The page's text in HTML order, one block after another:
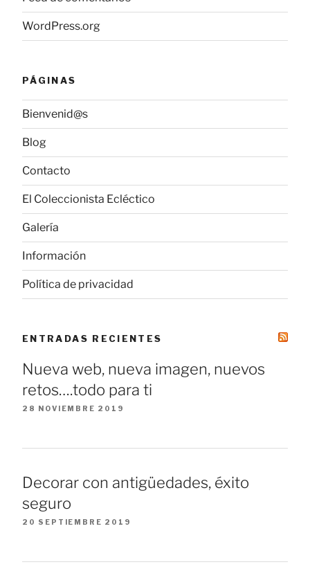
WordPress.org
PÁGINAS
Bienvenid@s
Blog
Contacto
El Coleccionista Ecléctico
Galería
Información
Política de privacidad
ENTRADAS RECIENTES
Nueva web, nueva imagen, nuevos
retos….todo para ti
28 NOVIEMBRE 2019
Decorar con antigüedades, éxito
seguro
20 SEPTIEMBRE 2019